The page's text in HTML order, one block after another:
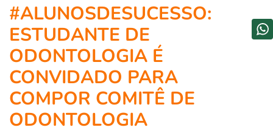
#ALUNOSDESUCESSO:
ESTUDANTE DE
ODONTOLOGIA É
CONVIDADO PARA
COMPOR COMITÊ DE
ODONTOLOGIA